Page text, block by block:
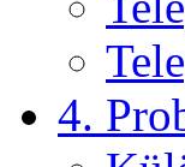
4.